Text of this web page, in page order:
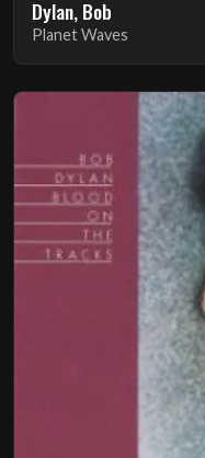
Dylan, Bob
Planet Waves